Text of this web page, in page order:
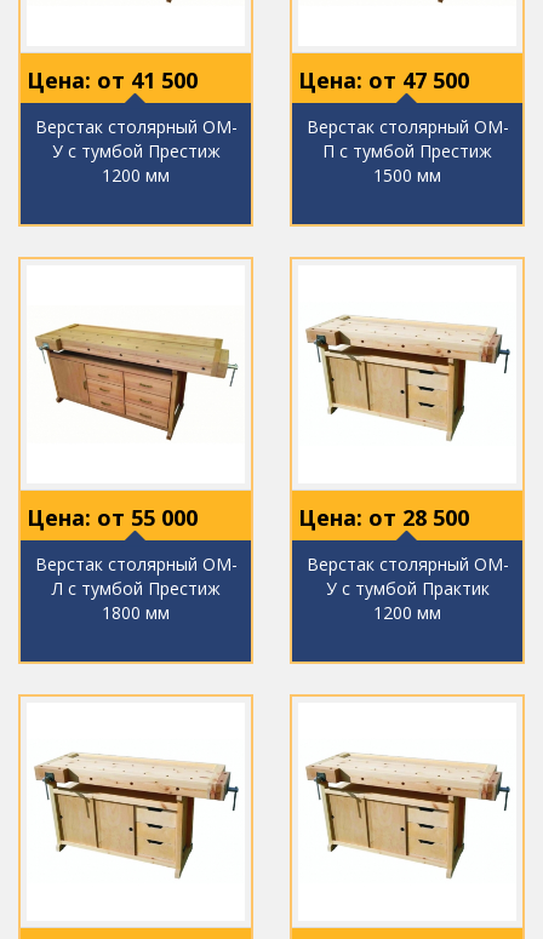
Цена: от 41 500
Верстак столярный ОМ-
У с тумбой Престиж
1200 мм
Цена: от 47 500
Верстак столярный ОМ-
П с тумбой Престиж
1500 мм
Цена: от 55 000
Верстак столярный ОМ-
Л с тумбой Престиж
1800 мм
Цена: от 28 500
Верстак столярный ОМ-
У с тумбой Практик
1200 мм